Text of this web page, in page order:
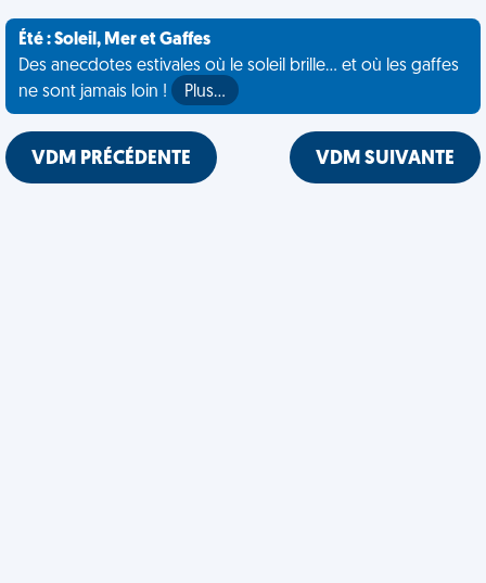
Été : Soleil, Mer et Gaffes
Des anecdotes estivales où le soleil brille... et où les gaffes
ne sont jamais loin !
Plus…
VDM PRÉCÉDENTE VDM SUIVANTE